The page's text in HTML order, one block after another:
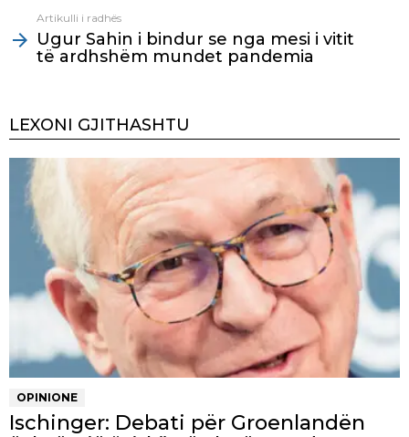
Artikulli i radhës
Ugur Sahin i bindur se nga mesi i vitit
të ardhshëm mundet pandemia
LEXONI GJITHASHTU
OPINIONE
Ischinger: Debati për Groenlandën